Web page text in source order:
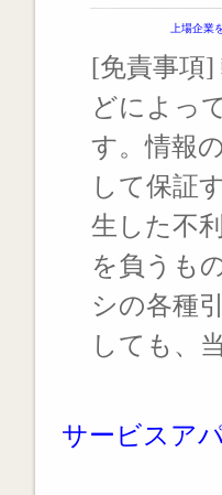
上場企業
[免責事項]
どによっ
す。情報
して保証
生した不
を負うも
シの各種
しても、
サービスア